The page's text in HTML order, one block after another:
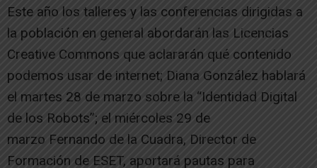
Este año los talleres y las conferencias dirigidas a
la población en general abordarán las Licencias
Creative Commons que aclararán qué contenido
podemos usar de internet; Diana González hablará
el martes 28 de marzo sobre la “Identidad Digital
de los Robots”; el miércoles 29 de
marzo Fernando de la Cuadra, Director de
Formación de ESET, aportará pautas para